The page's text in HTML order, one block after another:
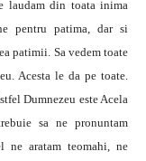
laudam din toata inima
pentru patima, dar si
patimii. Sa vedem toate
Acesta le da pe toate.
Dumnezeu este Acela
sa ne pronuntam
ne aratam teomahi, ne